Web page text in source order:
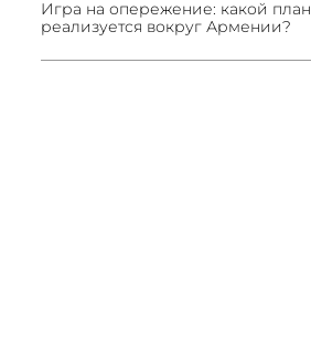
Игра на опережение: какой план
реализуется вокруг Армении?